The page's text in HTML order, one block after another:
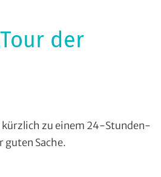
der
kürzlich zu einem 24-Stunden-
guten Sache.